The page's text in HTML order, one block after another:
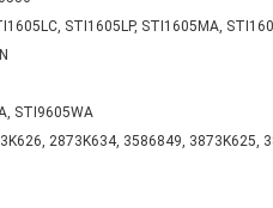
STI1605LP, STI1605MA,
STI9605WA
2873K634, 3586849, 3873K625,